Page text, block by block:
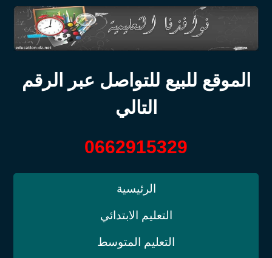
الموقع للبيع للتواصل عبر الرقم
التالي
0662915329
الرئيسية
التعليم الابتدائي
التعليم المتوسط